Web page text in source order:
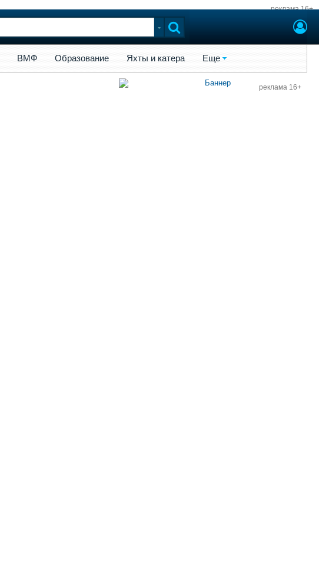
реклама 16+
ВМФ Образование Яхты и катера Еще
реклама 16+